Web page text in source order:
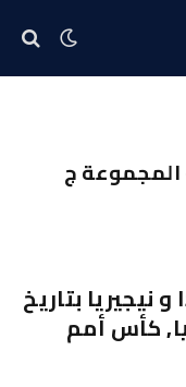
المجموعة ج
نيجيريا بتاريخ
كأس أمم